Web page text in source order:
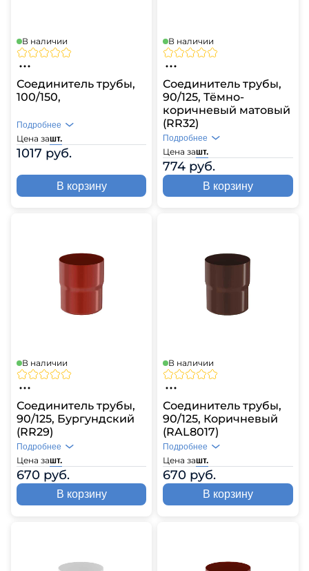
В наличии
Соединитель трубы,
100/150,
Цена зашт.
1017 руб.
Подробнее
В корзину
В наличии
Соединитель трубы,
90/125, Тёмно-
коричневый матовый
(RR32)
Цена зашт.
774 руб.
Подробнее
В корзину
В наличии
Соединитель трубы,
90/125, Бургундский
(RR29)
Цена зашт.
670 руб.
Подробнее
В корзину
В наличии
Соединитель трубы,
90/125, Коричневый
(RAL8017)
Цена зашт.
670 руб.
Подробнее
В корзину